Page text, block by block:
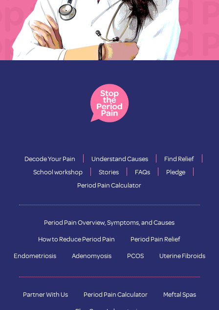
Decode Your Pain Understand Causes
Find Relief
School workshop
Stories FAQs
Pledge
Period Pain Calculator
Period Pain Overview, Symptoms, and Causes
How to Reduce Period Pain
Period Pain Relief
Endometriosis
Adenomyosis PCOS Uterine Fibroids
Partner With Us Period Pain Calculator
Meftal Spas